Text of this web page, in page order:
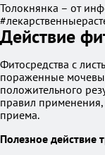
Толокнянка – от
Действие
Фитосредства с
пораженные
положительного
правил применения,
приема.
Полезное действие